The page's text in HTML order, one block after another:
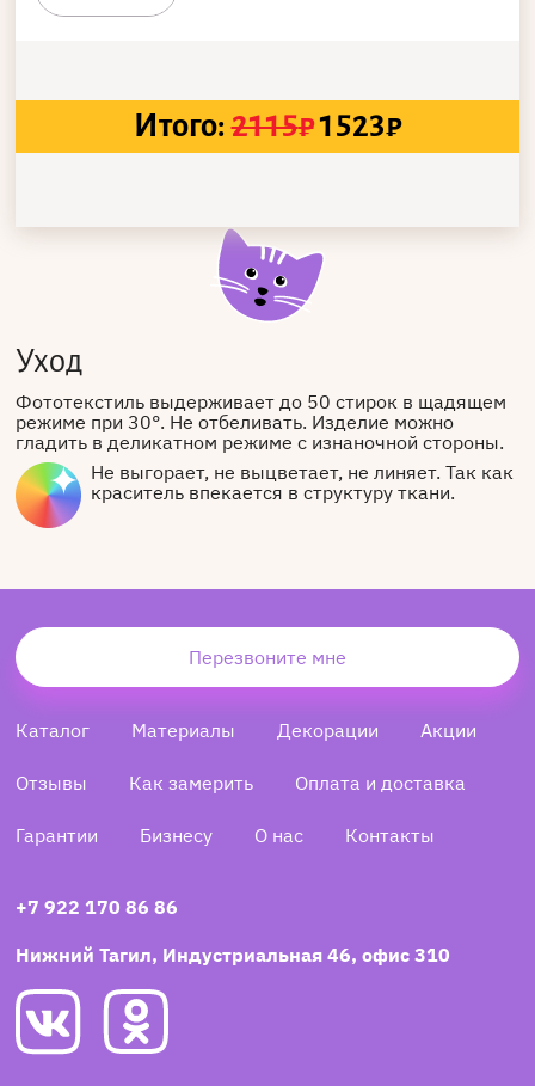
Итого: 2115₽1523₽
Уход
Фототекстиль выдерживает до 50 стирок в щадящем
режиме при 30°. Не отбеливать. Изделие можно
гладить в деликатном режиме с изнаночной стороны.
Не выгорает, не выцветает, не линяет. Так как
краситель впекается в структуру ткани.
Перезвоните мне
Каталог Материалы Декорации Акции
Отзывы Как замерить Оплата и доставка
Гарантии Бизнесу О нас Контакты
+7 922 170 86 86
Нижний Тагил, Индустриальная 46, офис 310